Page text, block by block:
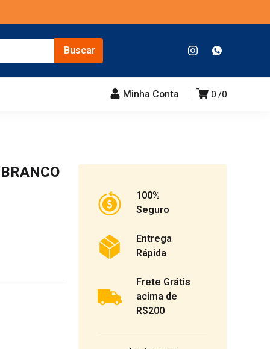
0 0
Minha Conta
100%
Seguro
Entrega
Rápida
Frete Grátis
acima de
R$200